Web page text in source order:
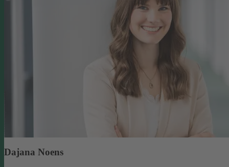
Dajana Noens